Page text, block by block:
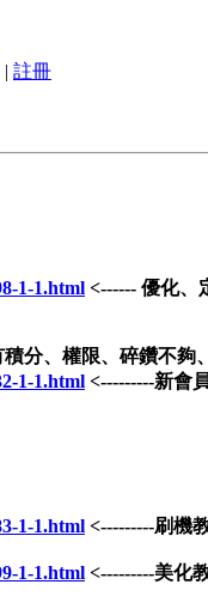
| 註冊
1-1.html <------ 優化、
分、權限、碎鑽不
1-1.html <---------新會
1-1.html <---------刷機
1-1.html <---------美化